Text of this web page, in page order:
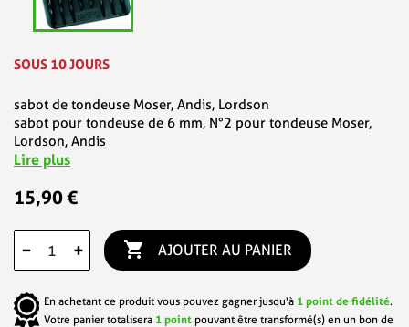
SOUS 10 JOURS
sabot de tondeuse Moser, Andis, Lordson
sabot pour tondeuse de 6 mm, N°2 pour tondeuse Moser,
Lordson, Andis
Lire plus
15,90 €
− +  AJOUTER AU PANIER
En achetant ce produit vous pouvez gagner jusqu'à 1 point de fidélité.
Votre panier totalisera 1 point pouvant être transformé(s) en un bon de